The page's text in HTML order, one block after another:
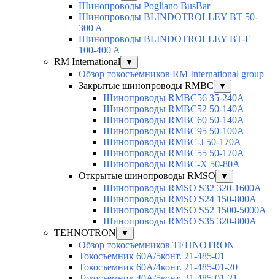
Шинопроводы Pogliano BusBar
Шинопроводы BLINDOTROLLEY BT 50-
300 A
Шинопроводы BLINDOTROLLEY BT-E
100-400 A
RM International
▼
Обзор токосъемников RM International group
Закрытые шинопроводы RMBC
▼
Шинопроводы RMBC56 35-240A
Шинопроводы RMBC52 50-140A
Шинопроводы RMBC60 50-140A
Шинопроводы RMBC95 50-100А
Шинопроводы RMBC-J 50-170A
Шинопроводы RMBC55 50-170A
Шинопроводы RMBC-X 50-80A
Открытые шинопроводы RMSO
▼
Шинопроводы RMSO S32 320-1600A
Шинопроводы RMSO S24 150-800A
Шинопроводы RMSO S52 1500-5000A
Шинопроводы RMSO S35 320-800A
TEHNOTRON
▼
Обзор токосъемников TEHNOTRON
Токосъемник 60А/5конт. 21-485-01
Токосъемник 60А/4конт. 21-485-01-20